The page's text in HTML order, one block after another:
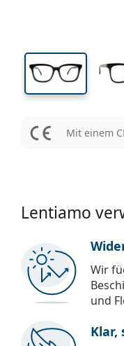
Mit einem
Lentiamo
Wir
und
Klar,